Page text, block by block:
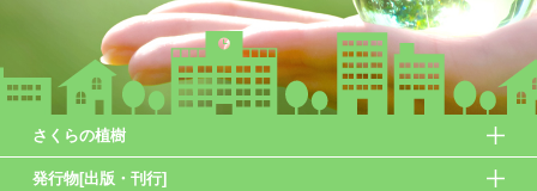
さくらの植樹
発行物[出版・刊行]